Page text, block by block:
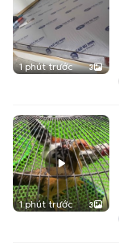
1 phút trước 3
1 phút trước 3